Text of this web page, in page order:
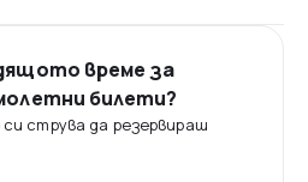
време за
билети?
струва да резервираш